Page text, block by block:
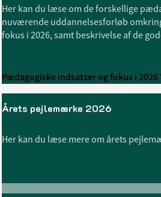
Her kan du læse om de forskellige
nuværende uddannelsesforløb
fokus i 2026, samt beskrivelse af de
Pædagogiske indsatser og fokus i 2026
Årets pejlemærke 2026
Her kan du læse mere om årets